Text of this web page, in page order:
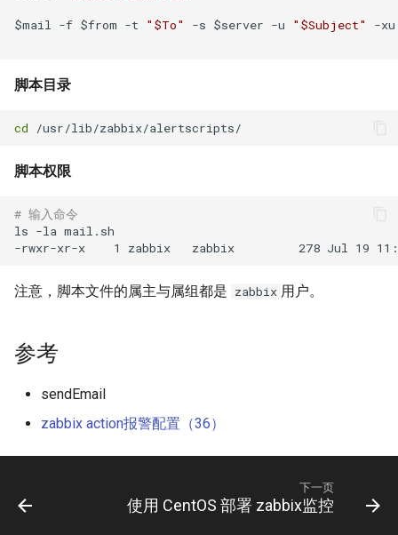
$mail -f $from -t "$To" -s $server -u "$Subject" -
脚本目录
cd
脚本权限
# 输入命令
ls -la mail.sh
注意，脚本文件的属主与属组都是 zabbix 用户。
参考
sendEmail
zabbix action报警配置（36）
下一页
使用 CentOS 部署 zabbix监控